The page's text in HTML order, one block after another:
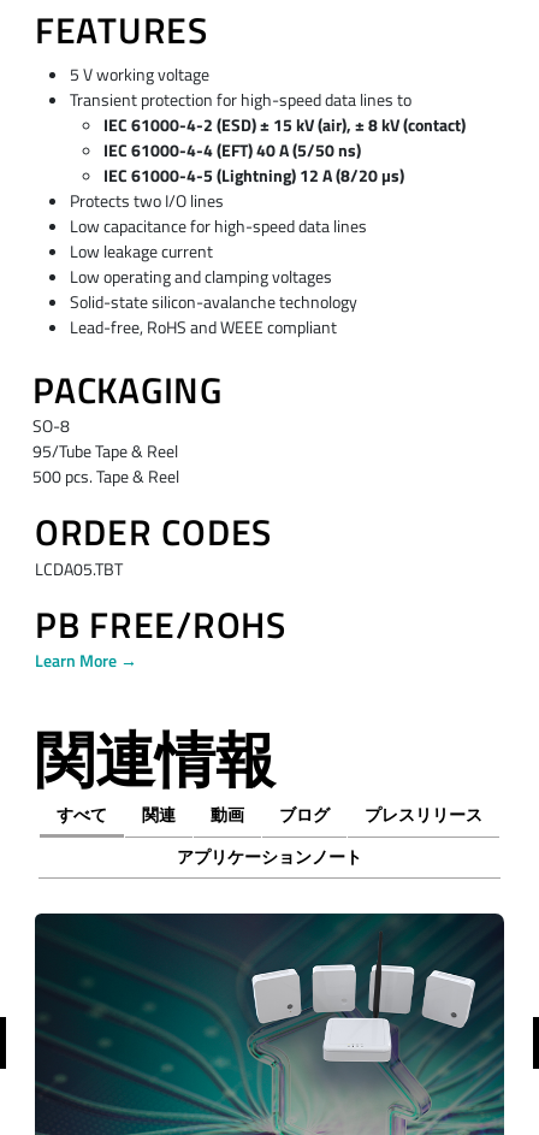
FEATURES
5 V working voltage
Transient protection for high-speed data lines to
IEC 61000-4-2 (ESD) ± 15 kV (air), ± 8 kV (contact)
IEC 61000-4-4 (EFT) 40 A (5/50 ns)
IEC 61000-4-5 (Lightning) 12 A (8/20 µs)
Protects two I/O lines
Low capacitance for high-speed data lines
Low leakage current
Low operating and clamping voltages
Solid-state silicon-avalanche technology
Lead-free, RoHS and WEEE compliant
PACKAGING
SO-8
95/Tube Tape & Reel
500 pcs. Tape & Reel
ORDER CODES
LCDA05.TBT
PB FREE/ROHS
Learn More →
関連情報
すべて 関連 動画 ブログ
プレスリリース
アプリケーションノート